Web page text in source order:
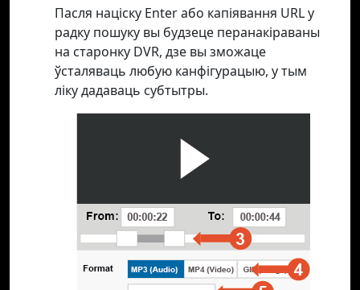
Пасля націску Enter або капіявання URL у
радку пошуку вы будзеце перанакіраваны
на старонку DVR, дзе вы зможаце
ўсталяваць любую канфігурацыю, у тым
ліку дадаваць субтытры.